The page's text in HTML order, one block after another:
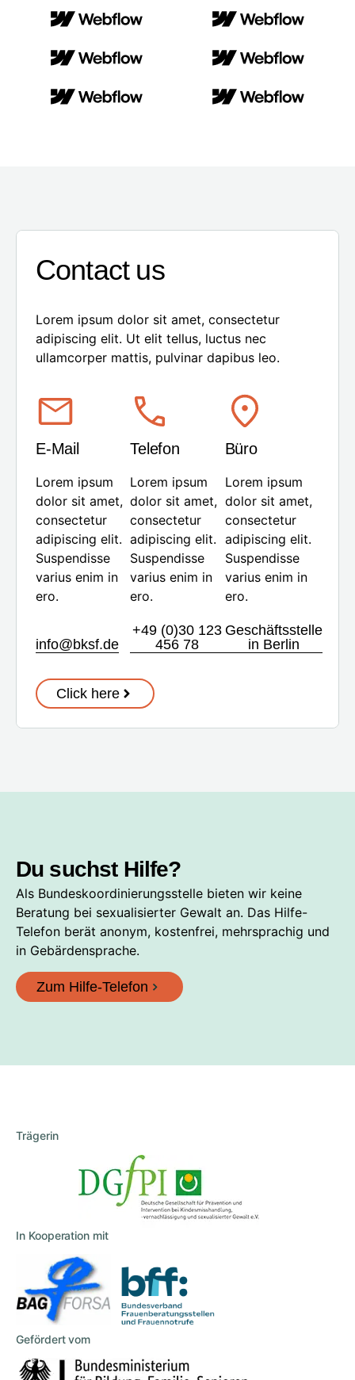
Contact us
Lorem ipsum dolor sit amet, consectetur
adipiscing elit. Ut elit tellus, luctus nec
ullamcorper mattis, pulvinar dapibus leo.
E-Mail
Lorem ipsum
dolor sit amet,
consectetur
adipiscing elit.
Suspendisse
varius enim in
ero.
info@bksf.de
Telefon
Lorem ipsum
dolor sit amet,
consectetur
adipiscing elit.
Suspendisse
varius enim in
ero.
+49 (0)30 123
456 78
Büro
Lorem ipsum
dolor sit amet,
consectetur
adipiscing elit.
Suspendisse
varius enim in
ero.
Geschäftsstelle
in Berlin
Click here
Du suchst Hilfe?
Als Bundeskoordinierungsstelle bieten wir keine
Beratung bei sexualisierter Gewalt an. Das Hilfe-
Telefon berät anonym, kostenfrei, mehrsprachig und
in Gebärdensprache.
Zum Hilfe-Telefon
Trägerin
In Kooperation mit
Gefördert vom